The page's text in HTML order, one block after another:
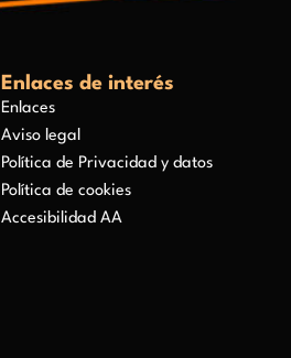
Enlaces de interés
Enlaces
Aviso legal
Política de Privacidad y datos
Política de cookies
Accesibilidad AA